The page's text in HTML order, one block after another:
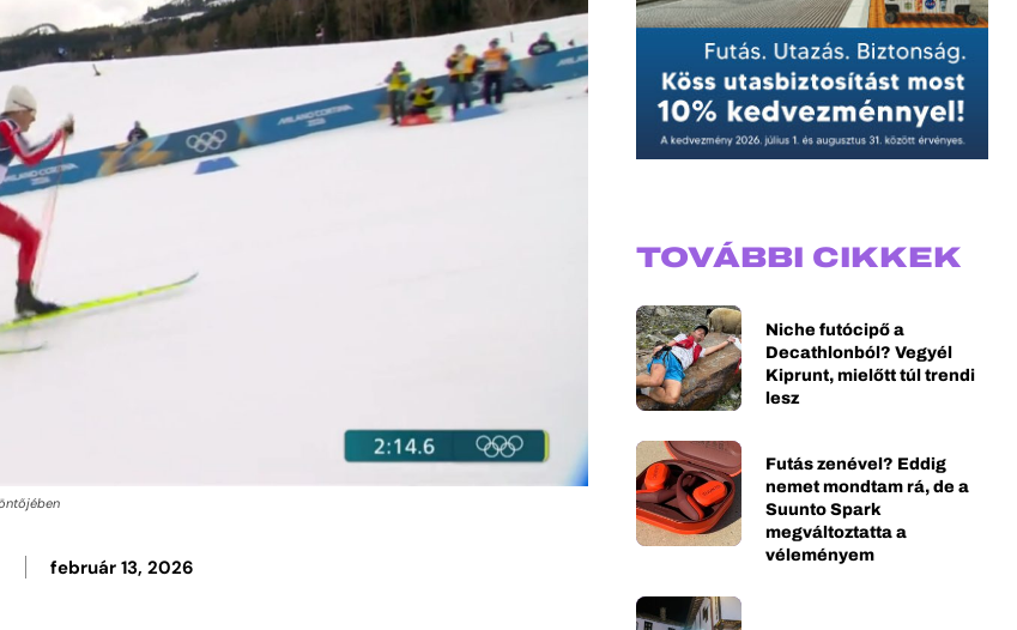
február 13, 2026
TOVÁBBI CIKKEK
Niche futócipő a
Decathlonból? Vegyél
Kiprunt, mielőtt túl trendi
lesz
Futás zenével? Eddig
nemet mondtam rá, de a
Suunto Spark
megváltoztatta a
véleményem